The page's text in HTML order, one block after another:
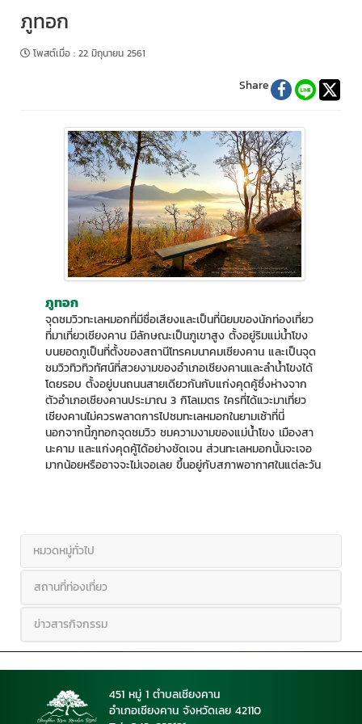
ภูทอก
โพสต์เมื่อ : 22 มิถุนายน 2561
Share
ภูทอก
จุดชมวิวทะเลหมอกที่มีชื่อเสียงและเป็นที่นิยมของนักท่องเที่ยว
ที่มาเที่ยวเชียงคาน มีลักษณะเป็นภูเขาสูง ตั้งอยู่ริมแม่น้ำโขง
บนยอดภูเป็นที่ตั้งของสถานีโทรคมนาคมเชียงคาน และเป็นจุด
ชมวิวทิวทิวทัศน์ที่สวยงามของอำเภอเชียงคานและลำน้ำโขงได้
โดยรอบ ตั้งอยู่บนถนนสายเดียวกันกับแก่งคุดคู้ซึ่งห่างจาก
ตัวอำเภอเชียงคานประมาณ 3 กิโลเมตร ใครที่ได้แวะมาเที่ยว
เชียงคานไม่ควรพลาดการไปชมทะเลหมอกในยามเช้าที่นี่
นอกจากนี้ภูทอกจุดชมวิว ชมความงามของแม่น้ำโขง เมืองสา
นะคาม และแก่งคุดคู้ได้อย่างชัดเจน ส่วนทะเลหมอกนั้นจะเจอ
มากน้อยหรืออาจจะไม่เจอเลย ขึ้นอยู่กับสภาพอากาศในแต่ละวัน
หมวดหมู่ทั่วไป
สถานที่ท่องเที่ยว
ข่าวสารกิจกรรม
451 หมู่ 1 ตำบลเชียงคาน
อำเภอเชียงคาน จังหวัดเลย 42110